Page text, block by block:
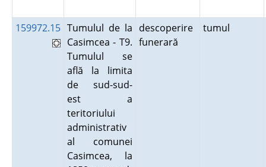
159972.15 Tumulul de la
Casimcea - T9.
Tumulul se
află la limita
de sud-sud-
est a
teritoriului
administrativ
al comunei
Casimcea, la
descoperire
funerară
tumul